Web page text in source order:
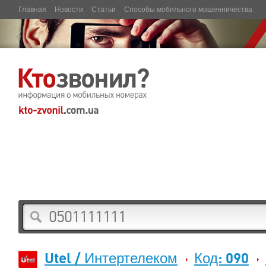
Главная Новости Статьи Способы мобильного мошенничества
Utel / Интертелеком Код: 090